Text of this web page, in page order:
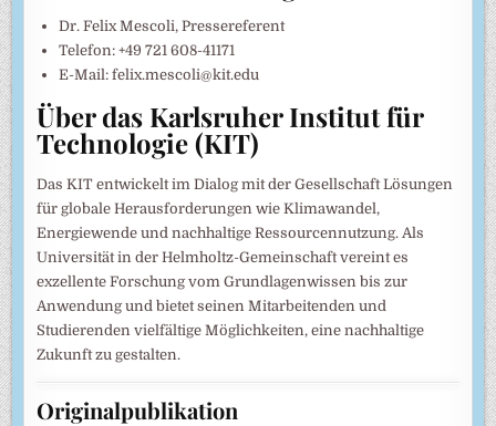
Dr. Felix Mescoli, Pressereferent
Telefon: +49 721 608-41171
E-Mail: felix.mescoli@kit.edu
Über das Karlsruher Institut für
Technologie (KIT)
Das KIT entwickelt im Dialog mit der Gesellschaft Lösungen
für globale Herausforderungen wie Klimawandel,
Energiewende und nachhaltige Ressourcennutzung. Als
Universität in der Helmholtz-Gemeinschaft vereint es
exzellente Forschung vom Grundlagenwissen bis zur
Anwendung und bietet seinen Mitarbeitenden und
Studierenden vielfältige Möglichkeiten, eine nachhaltige
Zukunft zu gestalten.
Originalpublikation